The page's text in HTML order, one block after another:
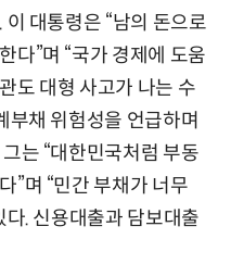
대통령은 “남의 돈으로
다”며 “국가 경제에 도움
도 대형 사고가 나는 수
부채 위험성을 언급하며
는 “대한민국처럼 부동
”며 “민간 부채가 너무
. 신용대출과 담보대출